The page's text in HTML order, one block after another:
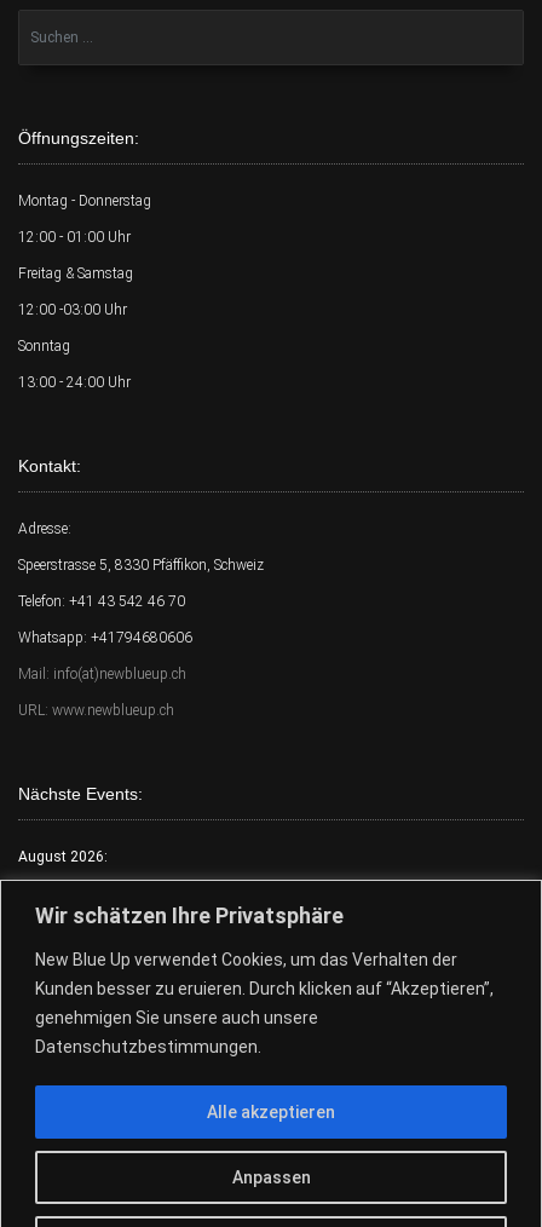
Wir schätzen Ihre Privatsphäre
New Blue Up verwendet Cookies, um das Verhalten der
Kunden besser zu eruieren. Durch klicken auf “Akzeptieren”,
genehmigen Sie unsere auch unsere
Datenschutzbestimmungen.
Anpassen
Alle akzeptieren
Öffnungszeiten:
Montag - Donnerstag
12:00 - 01:00 Uhr
Freitag & Samstag
12:00 -03:00 Uhr
Sonntag
13:00 - 24:00 Uhr
Kontakt:
Adresse:
Speerstrasse 5, 8330 Pfäffikon, Schweiz
Telefon: +41 43 542 46 70
Whatsapp: +41794680606
Mail: info(at)newblueup.ch
URL: www.newblueup.ch
Nächste Events:
August 2026:
Mi.:FKK Tag
Fr.:FKK Tag
28.+29.08.Pool Party
© 2026New Blue Up - Sauna Club |Design by